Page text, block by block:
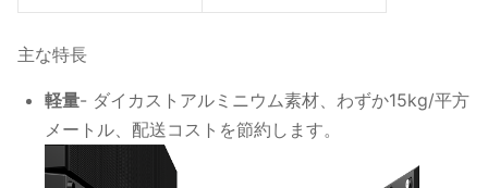
主な特長
軽量- ダイカストアルミニウム素材、わずか15kg/平方
メートル、配送コストを節約します。